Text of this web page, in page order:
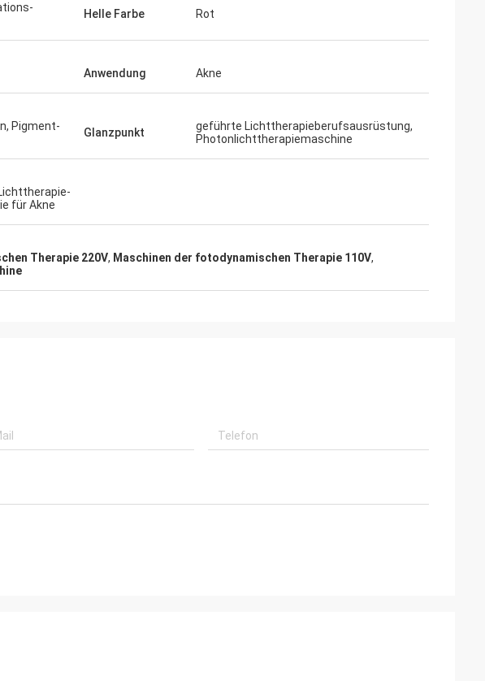
Helle Farbe Rot
Anwendung Akne
Pigment-
Glanzpunkt
geführte Lichttherapieberufsausrüstung,
Photonlichttherapiemaschine
für Akne
Therapie 220V, Maschinen der fotodynamischen Therapie 110V,